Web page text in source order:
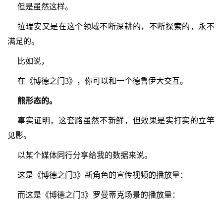
但是虽然这样。
拉瑞安又是在这个领域不断深耕的，不断探索的，永不
满足的。
比如说，
在《博德之门3》，你可以和一个德鲁伊大交互。
熊形态的。
事实证明，这套路虽然不新鲜，但效果是实打实的立竿
见影。
以某个媒体同行分享给我的数据来说。
这是《博德之门3》新角色的宣传视频的播放量：
而这是《博德之门3》罗曼蒂克场景的播放量：